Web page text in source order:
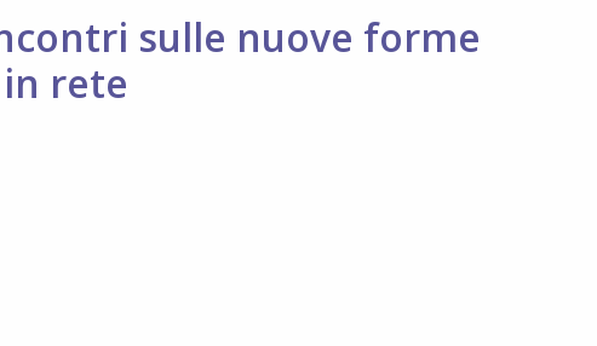
sulle nuove forme
rete